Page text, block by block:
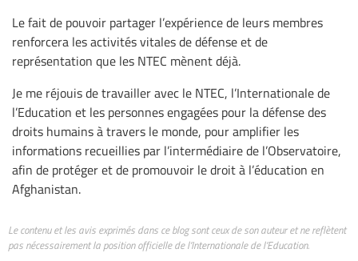
Le fait de pouvoir partager l’expérience de leurs membres
renforcera les activités vitales de défense et de
représentation que les NTEC mènent déjà.
Je me réjouis de travailler avec le NTEC, l’Internationale de
l’Education et les personnes engagées pour la défense des
droits humains à travers le monde, pour amplifier les
informations recueillies par l’intermédiaire de l’Observatoire,
afin de protéger et de promouvoir le droit à l’éducation en
Afghanistan.
Le contenu et les avis exprimés dans ce blog sont ceux de son auteur et ne reflètent
pas nécessairement la position officielle de l’Internationale de l’Education.